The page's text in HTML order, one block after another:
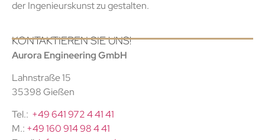
der Ingenieurskunst zu gestalten.
KONTAKTIEREN SIE UNS!
Aurora Engineering GmbH
Lahnstraße 15
35398 Gießen
Tel.: +49 641 972 4 41 41
M.: +49 160 914 98 4 41